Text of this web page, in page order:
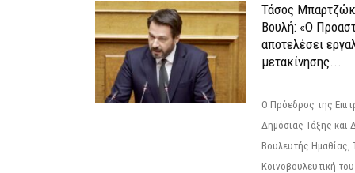
Τάσος
Βουλή: «Ο
αποτελέσει
μετακίνησης...
Ο Πρόεδρος της
Δημόσιας Τάξης και
Βουλευτής
Κοινοβουλευτική